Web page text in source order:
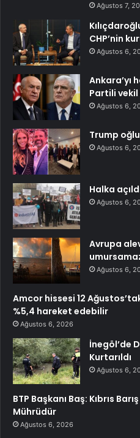
Ağustos 7,
CHP’nin
Ağustos 6,
Ankara’yı
Partili vekil
Ağustos 6,
Trump
Ağustos 6,
Halka
Ağustos 6,
Avrupa
Ağustos 6,
Amcor hissesi 12
%5,4 hareket edebilir
Ağustos 6, 2026
İnegöl’de
Kurtarıldı
Ağustos 6,
BTP Başkanı Baş: Kıbrıs
Mührüdür
Ağustos 6, 2026